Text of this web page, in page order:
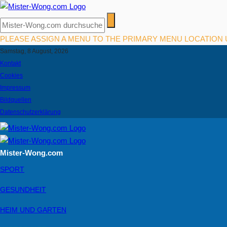
PLEASE ASSIGN A MENU TO THE PRIMARY MENU LOCATION
Samstag, 8 August, 2026
Kontakt
Cookies
Impressum
Bildquellen
Datenschutzerklärung
Mister-Wong.com
SPORT
GESUNDHEIT
HEIM UND GARTEN